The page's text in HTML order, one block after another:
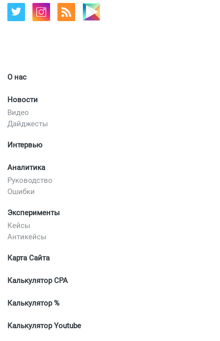
О нас
Новости
Видео
Дайджесты
Интервью
Аналитика
Руководство
Ошибки
Эксперименты
Кейсы
Антикейсы
Карта Сайта
Калькулятор CPA
Калькулятор %
Калькулятор Youtube